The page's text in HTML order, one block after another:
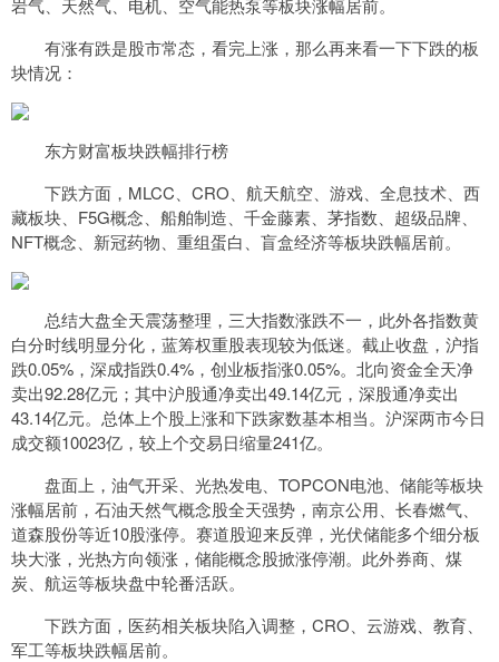
岩气、天然气、电机、空气能热泵等板块涨幅居前。
有涨有跌是股市常态，看完上涨，那么再来看一下下跌的板
块情况：
东方财富板块跌幅排行榜
下跌方面，MLCC、CRO、航天航空、游戏、全息技术、西
藏板块、F5G概念、船舶制造、千金藤素、茅指数、超级品牌、
NFT概念、新冠药物、重组蛋白、盲盒经济等板块跌幅居前。
总结大盘全天震荡整理，三大指数涨跌不一，此外各指数黄
白分时线明显分化，蓝筹权重股表现较为低迷。截止收盘，沪指
跌0.05%，深成指跌0.4%，创业板指涨0.05%。北向资金全天净
卖出92.28亿元；其中沪股通净卖出49.14亿元，深股通净卖出
43.14亿元。总体上个股上涨和下跌家数基本相当。沪深两市今日
成交额10023亿，较上个交易日缩量241亿。
盘面上，油气开采、光热发电、TOPCON电池、储能等板块
涨幅居前，石油天然气概念股全天强势，南京公用、长春燃气、
道森股份等近10股涨停。赛道股迎来反弹，光伏储能多个细分板
块大涨，光热方向领涨，储能概念股掀涨停潮。此外券商、煤
炭、航运等板块盘中轮番活跃。
下跌方面，医药相关板块陷入调整，CRO、云游戏、教育、
军工等板块跌幅居前。